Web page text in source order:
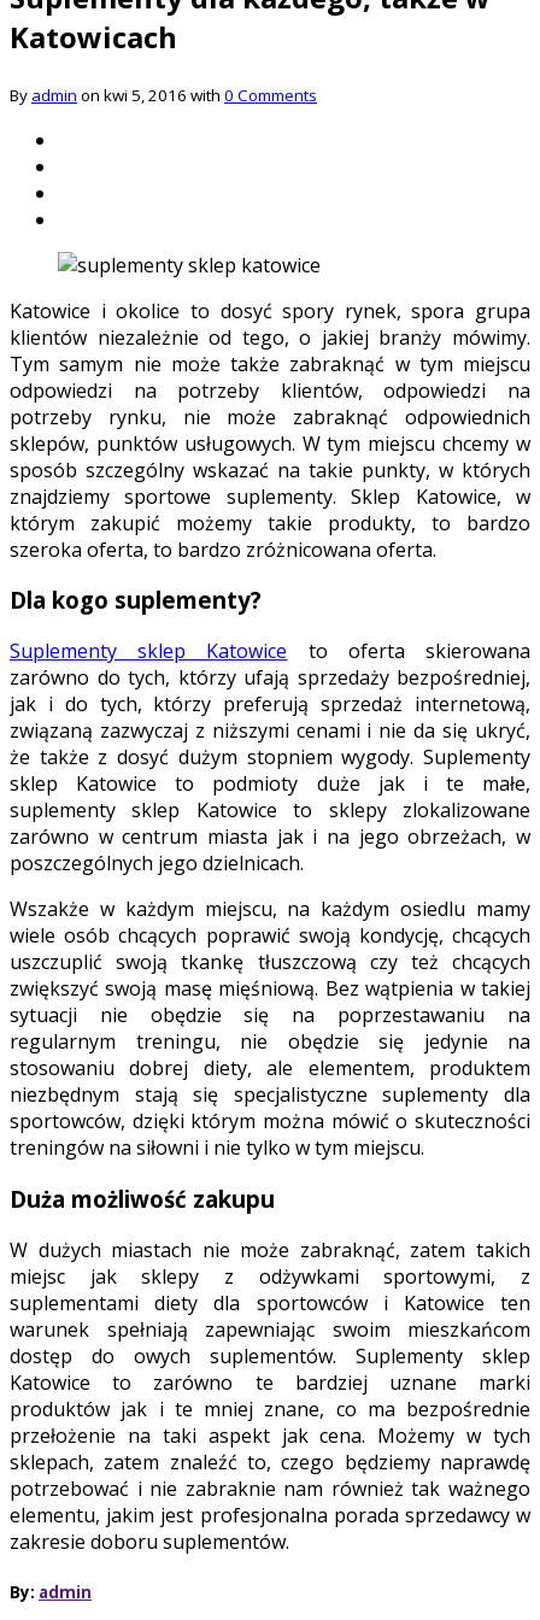
Katowicach
By admin on kwi 5, 2016 with 0 Comments
Katowice i okolice to dosyć spory rynek, spora grupa
klientów niezależnie od tego, o jakiej branży mówimy.
Tym samym nie może także zabraknąć w tym miejscu
odpowiedzi na potrzeby klientów, odpowiedzi na
potrzeby rynku, nie może zabraknąć odpowiednich
sklepów, punktów usługowych. W tym miejscu chcemy w
sposób szczególny wskazać na takie punkty, w których
znajdziemy sportowe suplementy. Sklep Katowice, w
którym zakupić możemy takie produkty, to bardzo
szeroka oferta, to bardzo zróżnicowana oferta.
Dla kogo suplementy?
Suplementy sklep Katowice to oferta skierowana
zarówno do tych, którzy ufają sprzedaży bezpośredniej,
jak i do tych, którzy preferują sprzedaż internetową,
związaną zazwyczaj z niższymi cenami i nie da się ukryć,
że także z dosyć dużym stopniem wygody. Suplementy
sklep Katowice to podmioty duże jak i te małe,
suplementy sklep Katowice to sklepy zlokalizowane
zarówno w centrum miasta jak i na jego obrzeżach, w
poszczególnych jego dzielnicach.
Wszakże w każdym miejscu, na każdym osiedlu mamy
wiele osób chcących poprawić swoją kondycję, chcących
uszczuplić swoją tkankę tłuszczową czy też chcących
zwiększyć swoją masę mięśniową. Bez wątpienia w takiej
sytuacji nie obędzie się na poprzestawaniu na
regularnym treningu, nie obędzie się jedynie na
stosowaniu dobrej diety, ale elementem, produktem
niezbędnym stają się specjalistyczne suplementy dla
sportowców, dzięki którym można mówić o skuteczności
treningów na siłowni i nie tylko w tym miejscu.
Duża możliwość zakupu
W dużych miastach nie może zabraknąć, zatem takich
miejsc jak sklepy z odżywkami sportowymi, z
suplementami diety dla sportowców i Katowice ten
warunek spełniają zapewniając swoim mieszkańcom
dostęp do owych suplementów. Suplementy sklep
Katowice to zarówno te bardziej uznane marki
produktów jak i te mniej znane, co ma bezpośrednie
przełożenie na taki aspekt jak cena. Możemy w tych
sklepach, zatem znaleźć to, czego będziemy naprawdę
potrzebować i nie zabraknie nam również tak ważnego
elementu, jakim jest profesjonalna porada sprzedawcy w
zakresie doboru suplementów.
By: admin